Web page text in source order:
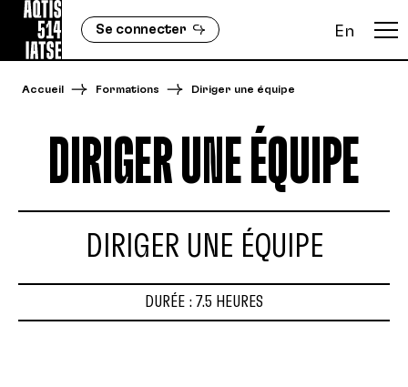
Se connecter En
Accueil Formations Diriger une équipe
DIRIGER UNE ÉQUIPE
DIRIGER UNE ÉQUIPE
DURÉE : 7.5 HEURES